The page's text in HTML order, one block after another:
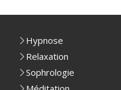
Hypnose
Relaxation
Sophrologie